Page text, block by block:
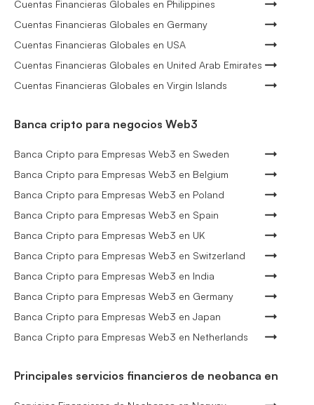
Cuentas Financieras Globales en Philippines
Cuentas Financieras Globales en Germany
Cuentas Financieras Globales en USA
Cuentas Financieras Globales en United Arab Emirates
Cuentas Financieras Globales en Virgin Islands
Banca cripto para negocios Web3
Banca Cripto para Empresas Web3 en Sweden
Banca Cripto para Empresas Web3 en Belgium
Banca Cripto para Empresas Web3 en Poland
Banca Cripto para Empresas Web3 en Spain
Banca Cripto para Empresas Web3 en UK
Banca Cripto para Empresas Web3 en Switzerland
Banca Cripto para Empresas Web3 en India
Banca Cripto para Empresas Web3 en Germany
Banca Cripto para Empresas Web3 en Japan
Banca Cripto para Empresas Web3 en Netherlands
Principales servicios financieros de neobanca en